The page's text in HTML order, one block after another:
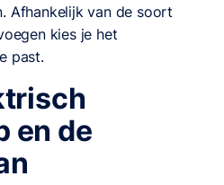
Afhankelijk van de soort
kies je het
past.
en de